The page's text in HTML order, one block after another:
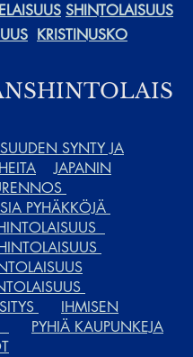
SHINTOLAISUUS
KRISTINUSKO
SYNTY JA
JAPANIN
PYHÄKKÖJÄ
IHMISEN
PYHIÄ KAUPUNKEJA